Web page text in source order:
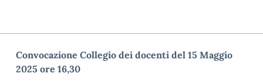
Convocazione Collegio dei docenti del 15 Maggio
2025 ore 16,30